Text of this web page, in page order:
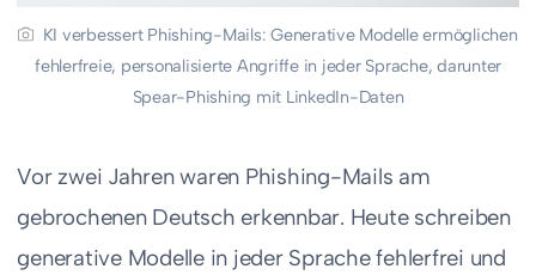
KI verbessert Phishing-Mails: Generative Modelle ermöglichen
fehlerfreie, personalisierte Angriffe in jeder Sprache, darunter
Spear-Phishing mit LinkedIn-Daten
Vor zwei Jahren waren Phishing-Mails am
gebrochenen Deutsch erkennbar. Heute schreiben
generative Modelle in jeder Sprache fehlerfrei und